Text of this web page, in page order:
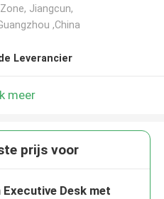
Jiangcun,
,China
Leverancier
meer
prijs voor
Executive Desk met